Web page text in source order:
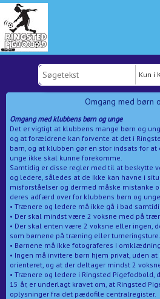
Kun i
Omgang med børn
Omgang med klubbens børn og unge
Det er vigtigt at klubbens mange børn og
og at forældrene kan forvente at det i
barn, og at klubben gør en stor indsats for
unge ikke skal kunne forekomme.
Samtidig er disse regler med til at beskytte
og ledere, således at de ikke kan havne i
misforståelser og dermed måske mistanke
deres adfærd over for klubbens børn og
• Trænere og ledere må ikke gå i bad
• Der skal mindst være 2 voksne med på
• Der skal enten være 2 voksne eller ingen,
som børnene på træning eller turneringsture.
• Børnene må ikke fotograferes i
• Ingen må invitere børn hjem privat, uden
orienteret, og at der deltager mindst 2
• Trænere og ledere i Ringsted Pigefodbold,
15 år, er underlagt kravet om, at Ringsted
oplysninger fra det pædofile centralregister.